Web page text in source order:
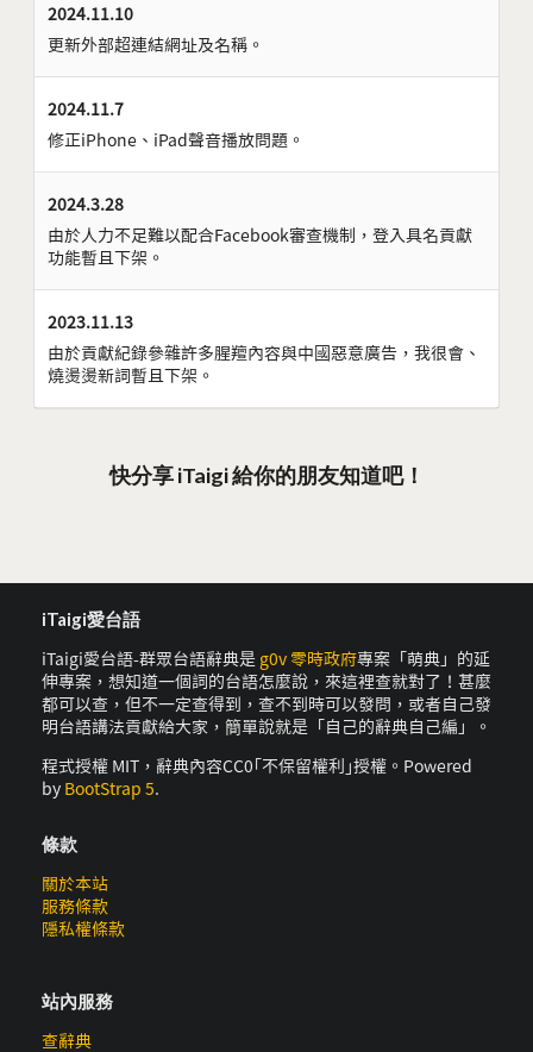
2024.11.10
更新外部超連結網址及名稱。
2024.11.7
修正iPhone、iPad聲音播放問題。
2024.3.28
由於人力不足難以配合Facebook審查機制，登入具名貢獻
功能暫且下架。
2023.11.13
由於貢獻紀錄參雜許多腥羶內容與中國惡意廣告，我很會、
燒燙燙新詞暫且下架。
快分享 iTaigi 給你的朋友知道吧！
iTaigi愛台語
iTaigi愛台語-群眾台語辭典是 g0v 零時政府專案「萌典」的延
伸專案，想知道一個詞的台語怎麼說，來這裡查就對了！甚麼
都可以查，但不一定查得到，查不到時可以發問，或者自己發
明台語講法貢獻給大家，簡單說就是「自己的辭典自己編」。
程式授權 MIT，辭典內容CC0｢不保留權利｣授權。Powered
by BootStrap 5.
條款
關於本站
服務條款
隱私權條款
站內服務
查辭典